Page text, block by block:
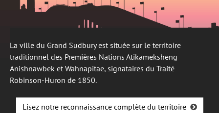
La ville du Grand Sudbury est située sur le territoire
traditionnel des Premières Nations Atikameksheng
Anishnawbek et Wahnapitae, signataires du Traité
Robinson-Huron de 1850.
Lisez notre reconnaissance complète du territoire